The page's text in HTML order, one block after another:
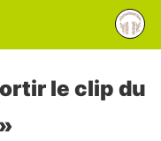
le clip du